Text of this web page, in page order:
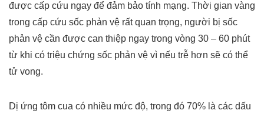
được cấp cứu ngay để đảm bảo tính mạng. Thời gian vàng
trong cấp cứu sốc phản vệ rất quan trọng, người bị sốc
phản vệ cần được can thiệp ngay trong vòng 30 – 60 phút
từ khi có triệu chứng sốc phản vệ vì nếu trễ hơn sẽ có thể
tử vong.
Dị ứng tôm cua có nhiều mức độ, trong đó 70% là các dấu